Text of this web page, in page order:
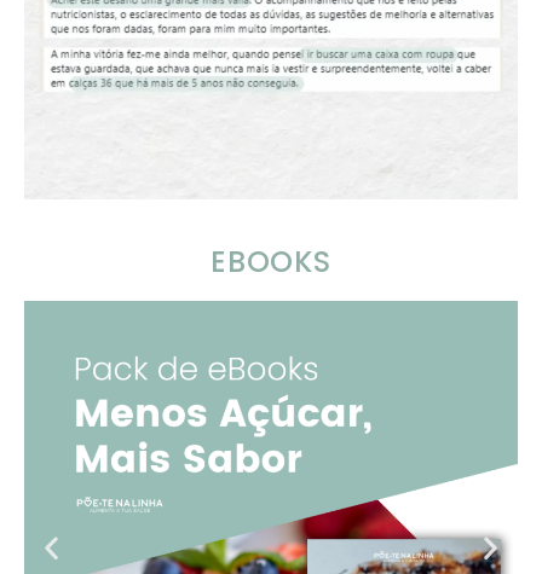
EBOOKS